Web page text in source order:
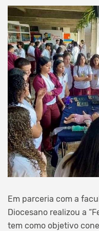
Em parceria com a
Diocesano realizou a
tem como objetivo